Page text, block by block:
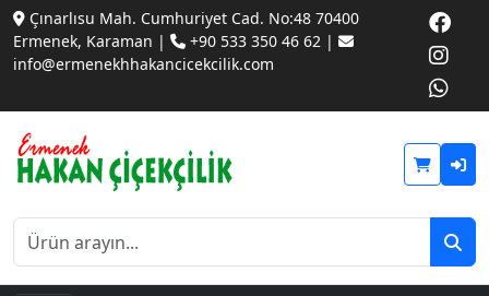
Çınarlısu Mah. Cumhuriyet Cad. No:48 70400
Ermenek, Karaman |
+90 533 350 46 62 |
info@ermenekhhakancicekcilik.com